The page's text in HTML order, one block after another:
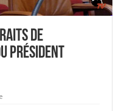
de
Président